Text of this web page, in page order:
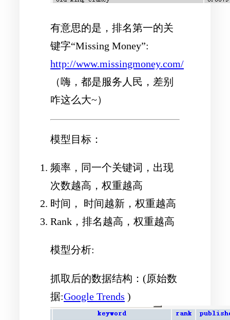
有意思的是，排名第一的关
键字“Missing Money”:
http://www.missingmoney.com/
（嗨，都是服务人民，差别
咋这么大~）
模型目标：
频率，同一个关键词，出现
次数越高，权重越高
时间， 时间越新，权重越高
Rank，排名越高，权重越高
模型分析:
抓取后的数据结构：(原始数
据:Google Trends )